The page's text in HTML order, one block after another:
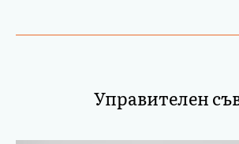
Управителен